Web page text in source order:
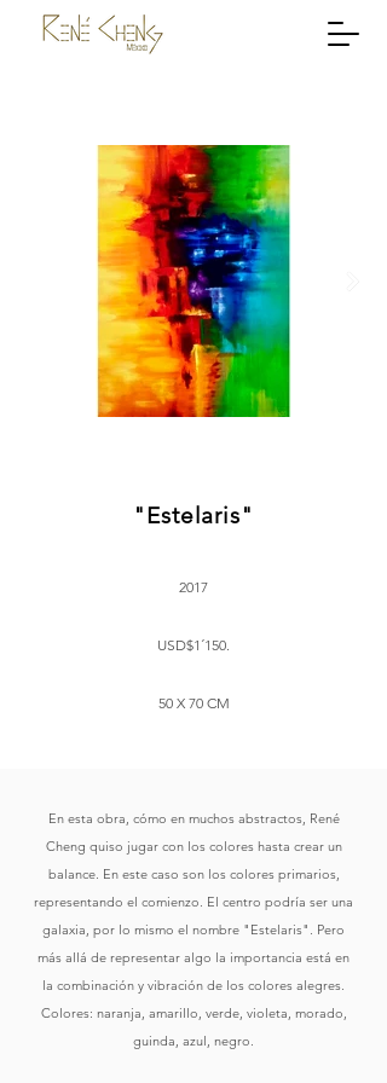
"Estelaris"
2017
USD$1´150.
50 X 70 CM
En esta obra, cómo en muchos abstractos, René
Cheng quiso jugar con los colores hasta crear un
balance. En este caso son los colores primarios,
representando el comienzo. El centro podría ser una
galaxia, por lo mismo el nombre "Estelaris". Pero
más allá de representar algo la importancia está en
la combinación y vibración de los colores alegres.
Colores: naranja, amarillo, verde, violeta, morado,
guinda, azul, negro.